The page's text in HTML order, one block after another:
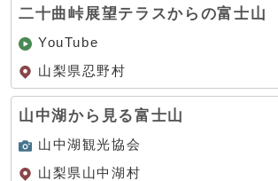
二十曲峠展望テラスからの富士山
YouTube
山梨県忍野村
山中湖から見る富士山
山中湖観光協会
山梨県山中湖村